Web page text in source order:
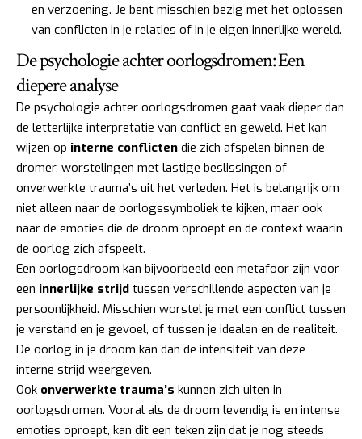
en verzoening. Je bent misschien bezig met het oplossen
van conflicten in je relaties of in je eigen innerlijke wereld.
De psychologie achter oorlogsdromen: Een
diepere analyse
De psychologie achter oorlogsdromen gaat vaak dieper dan
de letterlijke interpretatie van conflict en geweld. Het kan
wijzen op interne conflicten die zich afspelen binnen de
dromer, worstelingen met lastige beslissingen of
onverwerkte trauma’s uit het verleden. Het is belangrijk om
niet alleen naar de oorlogssymboliek te kijken, maar ook
naar de emoties die de droom oproept en de context waarin
de oorlog zich afspeelt.
Een oorlogsdroom kan bijvoorbeeld een metafoor zijn voor
een innerlijke strijd tussen verschillende aspecten van je
persoonlijkheid. Misschien worstel je met een conflict tussen
je verstand en je gevoel, of tussen je idealen en de realiteit.
De oorlog in je droom kan dan de intensiteit van deze
interne strijd weergeven.
Ook onverwerkte trauma’s kunnen zich uiten in
oorlogsdromen. Vooral als de droom levendig is en intense
emoties oproept, kan dit een teken zijn dat je nog steeds